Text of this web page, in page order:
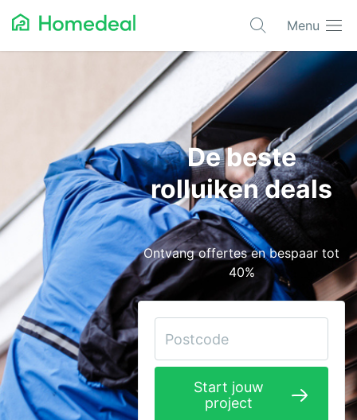
Menu
Alarmsystemen
Architect
Asbest
Bestrating
Cv-ketels
Dakwerken
Elektricien
Gevelwerken
De beste
rolluiken deals
Ontvang offertes en bespaar tot
40%
Start jouw
project